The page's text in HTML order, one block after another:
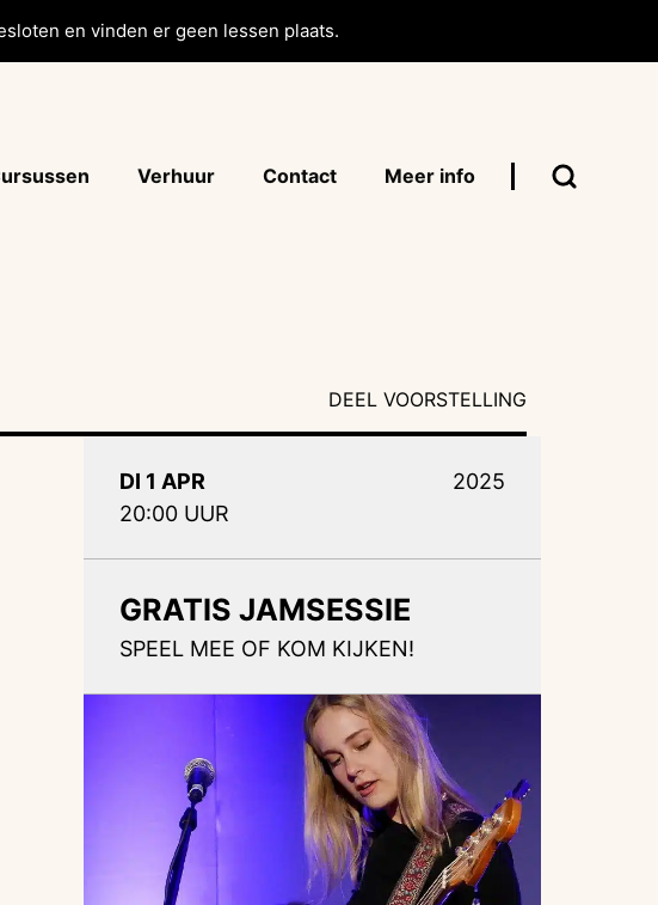
en vinden er geen lessen plaats.
Verhuur Contact Meer info
DEEL VOORSTELLING
DI 1 APR
20:00 UUR
2025
GRATIS JAMSESSIE
SPEEL MEE OF KOM KIJKEN!